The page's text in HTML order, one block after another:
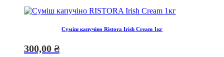
Суміш капучіно Ristora Irish Cream 1кг
300,00 ₴